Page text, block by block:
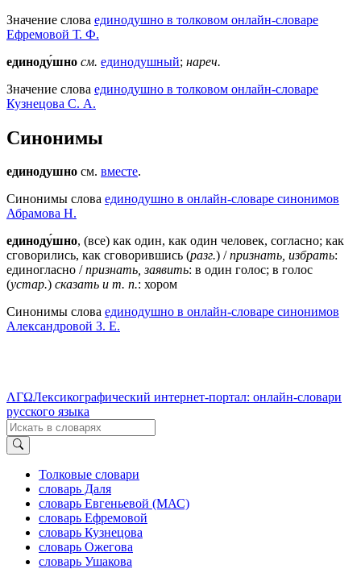
Значение слова единодушно в толковом онлайн-словаре
Ефремовой Т. Ф.
единоду́шно см. единодушный; нареч.
Значение слова единодушно в толковом онлайн-словаре
Кузнецова С. А.
Синонимы
единодушно см. вместе.
Синонимы слова единодушно в онлайн-словаре синонимов
Абрамова Н.
единоду́шно, (все) как один, как один человек, согласно; как
сговорились, как сговорившись (разг.) /признать, избрать:
единогласно /признать, заявить: в один голос; в голос
(устар.) сказать и т. п.: хором
Синонимы слова единодушно в онлайн-словаре синонимов
Александровой З. Е.
ΛΓΩЛексикографический интернет-портал: онлайн-словари
русского языка
Толковые словари
словарь Даля
словарь Евгеньевой (МАС)
словарь Ефремовой
словарь Кузнецова
словарь Ожегова
словарь Ушакова